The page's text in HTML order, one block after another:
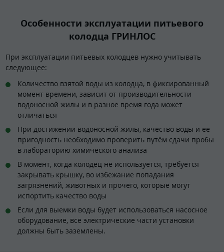
Особенности эксплуатации питьевого
колодца ГРИНЛОС
При эксплуатации питьевых колодцев нужно учитывать
следующее:
Количество взятой воды из колодца, в фиксированный
момент времени, зависит от производительности
водоносной жилы и в разное время года может
отличаться
При достижении водоносной жилы, качество воды и её
пригодность необходимо проверить путём сдачи пробы
в лабораторию химического анализа
В момент, когда колодец не используется, требуется
закрывать крышку, во избежание попадания
загрязнений, животных и прочего, которые могут
испортить качество воды
Если для выемки воды будет использоваться насосное
оборудование, все электрические части установки
должны быть заземлены.